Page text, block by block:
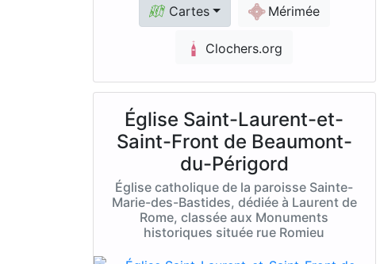
Cartes Mérimée
Clochers.org
Église Saint-Laurent-et-
Saint-Front de Beaumont-
du-Périgord
Église catholique de la paroisse Sainte-
Marie-des-Bastides, dédiée à Laurent de
Rome, classée aux Monuments
historiques située rue Romieu